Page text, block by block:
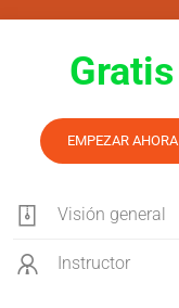
Gratis
EMPEZAR AHORA
Visión general
Instructor